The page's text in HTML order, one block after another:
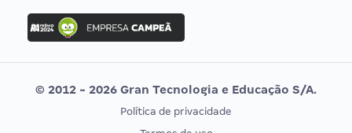
Concurso Ibama
Concurso MPU
Editais publicados
Vunesp
CONCURSOS POR PROFISSÃO EXAME DE ORDEM
© 2012 - 2026 Gran Tecnologia e Educação S/A.
Política de privacidade